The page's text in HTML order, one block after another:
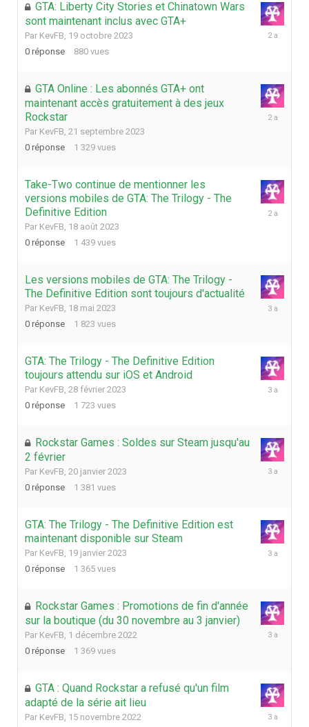
GTA: Liberty City Stories et Chinatown Wars
sont maintenant inclus avec GTA+
Par KevFB, 19 octobre 2023
0 réponse 880 vues
19
GTA Online : Les abonnés GTA+ ont
maintenant accès gratuitement à des jeux
Rockstar
Par KevFB, 21 septembre 2023
0 réponse 1 329 vues
21
Take-Two continue de mentionner les
versions mobiles de GTA: The Trilogy - The
Definitive Edition
Par KevFB, 18 août 2023
0 réponse 1 439 vues
18
Les versions mobiles de GTA: The Trilogy -
The Definitive Edition sont toujours d'actualité
Par KevFB, 18 mai 2023
0 réponse 1 823 vues
18
GTA: The Trilogy - The Definitive Edition
toujours attendu sur iOS et Android
Par KevFB, 28 février 2023
0 réponse 1 723 vues
28
Rockstar Games : Soldes sur Steam jusqu'au
2 février
Par KevFB, 20 janvier 2023
0 réponse 1 381 vues
20
GTA: The Trilogy - The Definitive Edition est
maintenant disponible sur Steam
Par KevFB, 19 janvier 2023
0 réponse 1 365 vues
19
Rockstar Games : Promotions de fin d'année
sur la boutique (du 30 novembre au 3 janvier)
Par KevFB, 1 décembre 2022
0 réponse 1 369 vues
GTA : Quand Rockstar a refusé qu'un film
adapté de la série ait lieu
Par KevFB, 15 novembre 2022
15